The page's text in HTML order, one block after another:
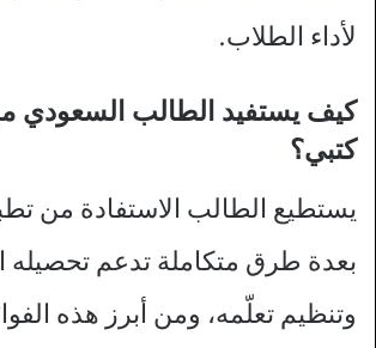
لأداء الطلاب.
كيف يستفيد الطالب السعودي
كتبي؟
يستطيع الطالب الاستفادة من
بعدة طرق متكاملة تدعم تحصيله
وتنظيم تعلّمه، ومن أبرز هذه